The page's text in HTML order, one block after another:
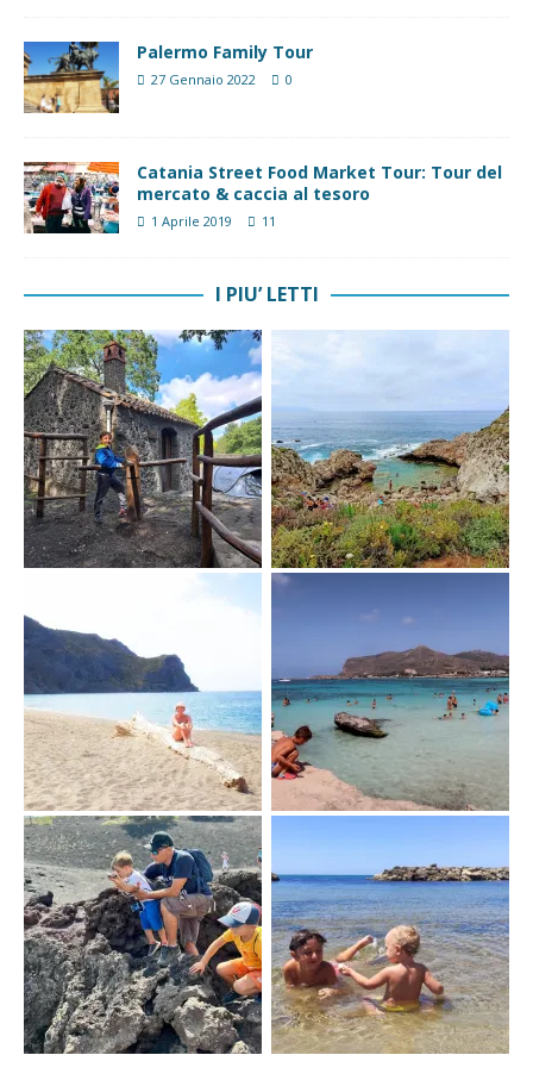
Palermo Family Tour
27 Gennaio 2022 0
Catania Street Food Market Tour: Tour del
mercato & caccia al tesoro
1 Aprile 2019 11
I PIU’ LETTI